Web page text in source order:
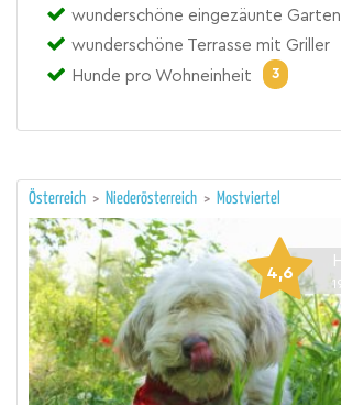
wunderschöne eingezäunte
wunderschöne Terrasse mit Griller
Hunde pro Wohneinheit
3
Österreich > Niederösterreich > Mostviertel
4,6